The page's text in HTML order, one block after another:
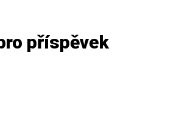
příspěvek